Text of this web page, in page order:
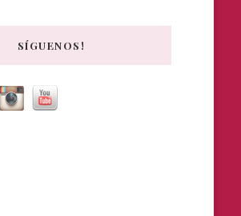
SÍGUENOS!